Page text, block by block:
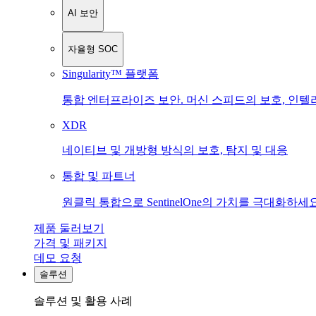
AI 보안
자율형 SOC
Singularity™ 플랫폼
통합 엔터프라이즈 보안. 머신 스피드의 보호, 인텔
XDR
네이티브 및 개방형 방식의 보호, 탐지 및 대응
통합 및 파트너
원클릭 통합으로 SentinelOne의 가치를 극대화하세
제품 둘러보기
가격 및 패키지
데모 요청
솔루션
솔루션 및 활용 사례